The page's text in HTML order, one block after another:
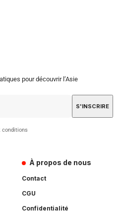
pour découvrir l’Asie
conditions
À propos de nous
Contact
CGU
Confidentialité